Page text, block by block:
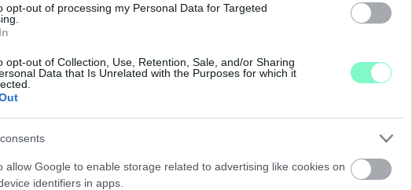
opt-out of processing my Personal Data for Targeted
opt-out of Collection, Use, Retention, Sale, and/or Sharing
Data that Is Unrelated with the Purposes for which it
allow Google to enable storage related to advertising like cookies on
identifiers in apps.
miatti kötelezettségről egyeztetett, ami
a városnak. A polgármester azt kérte, hogy
egy vitatott áfaelszámolásról van szó. Pintér
megtesz.
építendő parkolók voltak. Pintér Sándor
neki nem volt információja. Ugyanakkor
még nem fog tudni megvalósulni.
ellátásokat.